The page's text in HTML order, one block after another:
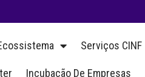
Serviços CINF
Incubação De Empresas